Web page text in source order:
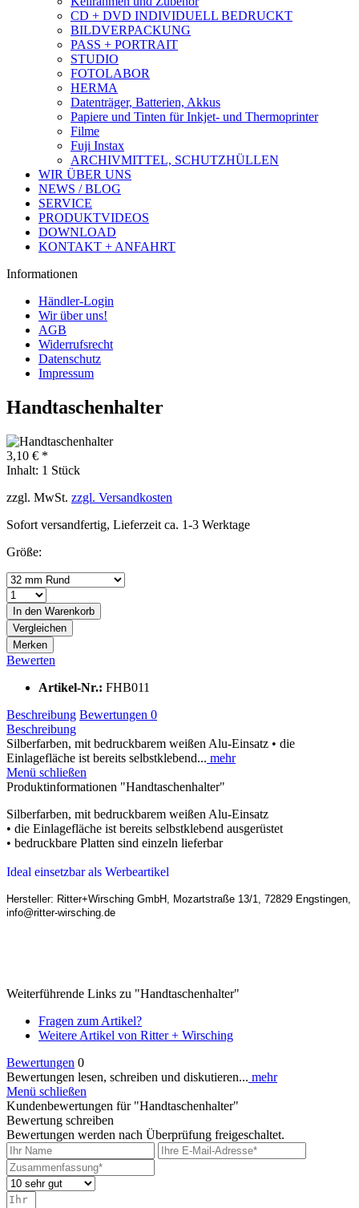
CD + DVD INDIVIDUELL BEDRUCKT
BILDVERPACKUNG
PASS + PORTRAIT
STUDIO
FOTOLABOR
HERMA
Datenträger, Batterien, Akkus
Papiere und Tinten für Inkjet- und Thermoprinter
Filme
Fuji Instax
ARCHIVMITTEL, SCHUTZHÜLLEN
WIR ÜBER UNS
NEWS / BLOG
SERVICE
PRODUKTVIDEOS
DOWNLOAD
KONTAKT + ANFAHRT
Informationen
Händler-Login
Wir über uns!
AGB
Widerrufsrecht
Datenschutz
Impressum
Handtaschenhalter
3,10 € *
Inhalt: 1 Stück
zzgl. MwSt. zzgl. Versandkosten
Sofort versandfertig, Lieferzeit ca. 1-3 Werktage
Größe:
In den Warenkorb
Vergleichen
Merken
Bewerten
Artikel-Nr.: FHB011
Beschreibung Bewertungen 0
Beschreibung
Silberfarben, mit bedruckbarem weißen Alu-Einsatz • die
Einlagefläche ist bereits selbstklebend... mehr
Menü schließen
Produktinformationen "Handtaschenhalter"
Silberfarben, mit bedruckbarem weißen Alu-Einsatz
• die Einlagefläche ist bereits selbstklebend ausgerüstet
• bedruckbare Platten sind einzeln lieferbar
Ideal einsetzbar als Werbeartikel
Hersteller: Ritter+Wirsching GmbH, Mozartstraße 13/1, 72829 Engstingen,
info@ritter-wirsching.de
Weiterführende Links zu "Handtaschenhalter"
Fragen zum Artikel?
Weitere Artikel von Ritter + Wirsching
Bewertungen 0
Bewertungen lesen, schreiben und diskutieren... mehr
Menü schließen
Kundenbewertungen für "Handtaschenhalter"
Bewertung schreiben
Bewertungen werden nach Überprüfung freigeschaltet.